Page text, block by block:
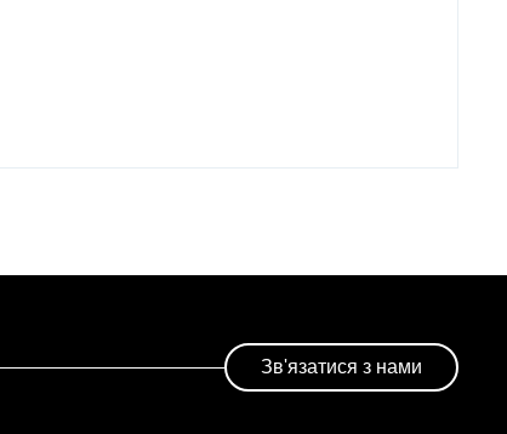
Зв'язатися з нами